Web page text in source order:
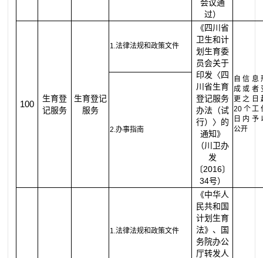
会议通
过）
100
生育登
记服务
生育登记
服务
1.法律法规和政策文件
《四川省
卫生和计
划生育委
员会关于
印发〈四
川省生育
登记服务
办法（试
行）〉的
通知》
（川卫办
发
〔2016〕
34号）
自信息
成或者
更之日
20个工
日内予
公开
2.办事指南
1.法律法规和政策文件
《中华人
民共和国
计划生育
法》、国
务院办公
厅转发人